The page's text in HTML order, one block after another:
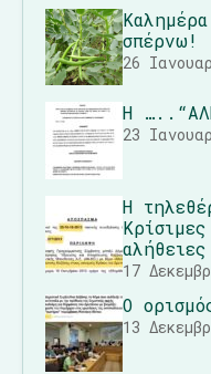
σπέρνω!
26
Η
23
Η
αλήθειες
17
Ο
13